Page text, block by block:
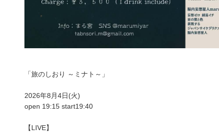
「旅のしおり ～ミナト～」
2026年8月4日(火)
open 19:15 start19:40
【LIVE】